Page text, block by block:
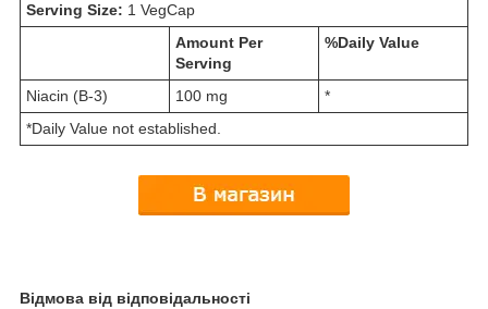
Serving Size: 1 VegCap
Amount Per
Serving
%Daily Value
Niacin (B-3) 100 mg
*
*Daily Value not established.
Відмова від відповідальності